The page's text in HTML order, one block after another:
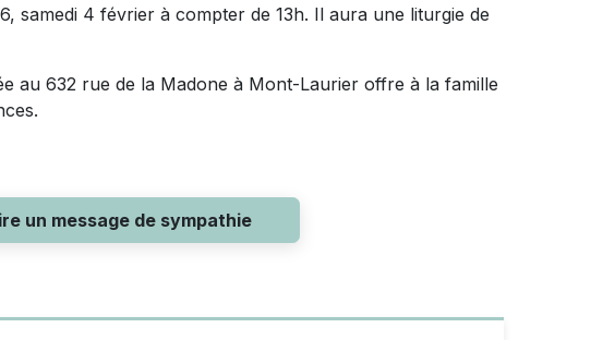
samedi 4 février à compter de 13h. Il aura une liturgie de
au 632 rue de la Madone à Mont-Laurier offre à la famille
un message de sympathie